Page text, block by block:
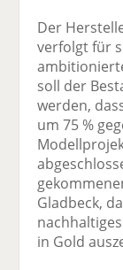
Der
verfolgt für
soll der
werden,
um 75 %
Gladbeck,
in Gold